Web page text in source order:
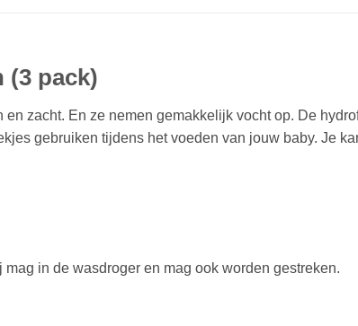
(3 pack)
zacht. En ze nemen gemakkelijk vocht op. De
gebruiken tijdens het voeden van jouw baby. Je
mag in de wasdroger en mag ook worden gestreken.